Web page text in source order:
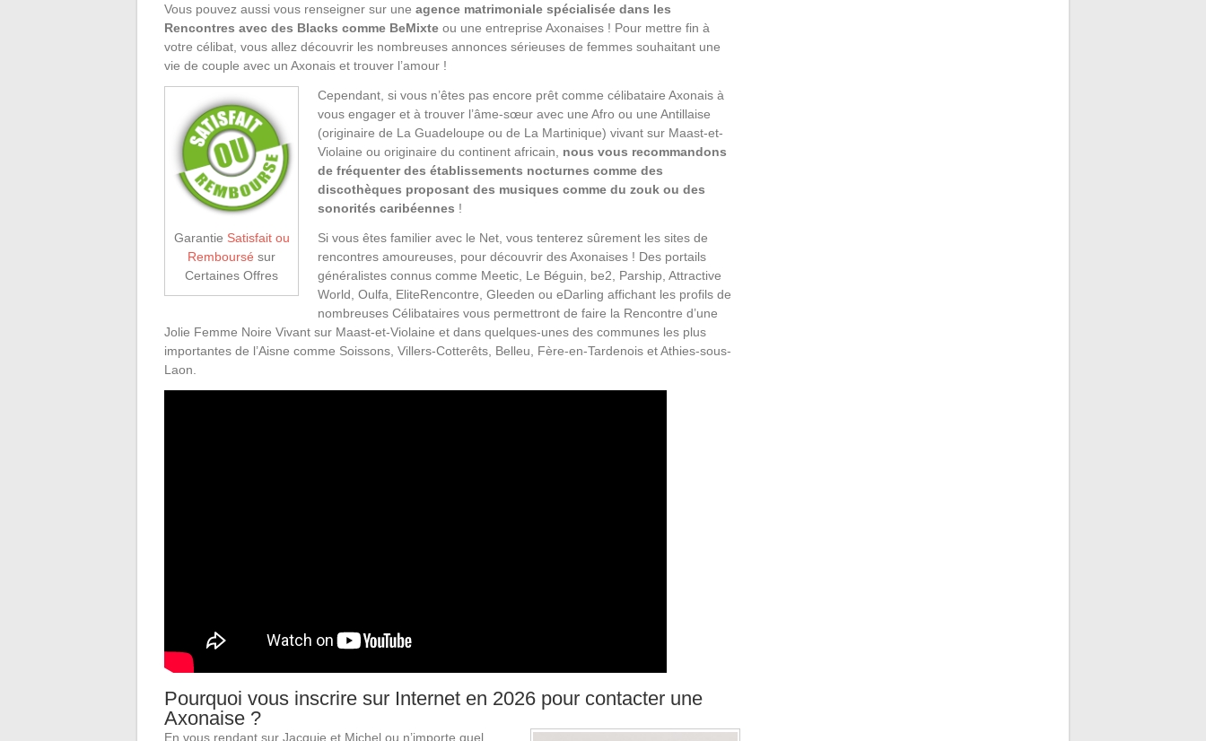
Vous pouvez aussi vous renseigner sur une agence matrimoniale spécialisée dans les
Rencontres avec des Blacks comme BeMixte ou une entreprise Axonaises ! Pour mettre fin à
votre célibat, vous allez découvrir les nombreuses annonces sérieuses de femmes souhaitant une
vie de couple avec un Axonais et trouver l’amour !
Garantie Satisfait ou
Remboursé sur
Certaines Offres
Cependant, si vous n’êtes pas encore prêt comme célibataire Axonais à
vous engager et à trouver l’âme-sœur avec une Afro ou une Antillaise
(originaire de La Guadeloupe ou de La Martinique) vivant sur Maast-et-
Violaine ou originaire du continent africain, nous vous recommandons
de fréquenter des établissements nocturnes comme des
discothèques proposant des musiques comme du zouk ou des
sonorités caribéennes !
Si vous êtes familier avec le Net, vous tenterez sûrement les sites de
rencontres amoureuses, pour découvrir des Axonaises ! Des portails
généralistes connus comme Meetic, Le Béguin, be2, Parship, Attractive
World, Oulfa, EliteRencontre, Gleeden ou eDarling affichant les profils de
nombreuses Célibataires vous permettront de faire la Rencontre d’une
Jolie Femme Noire Vivant sur Maast-et-Violaine et dans quelques-unes des communes les plus
importantes de l’Aisne comme Soissons, Villers-Cotterêts, Belleu, Fère-en-Tardenois et Athies-sous-
Laon.
Pourquoi vous inscrire sur Internet en 2026 pour contacter une
Axonaise ?
En vous rendant sur Jacquie et Michel ou n’importe quel